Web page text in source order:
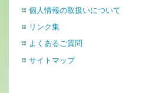
個人情報の取扱いについて
リンク集
よくあるご質問
サイトマップ